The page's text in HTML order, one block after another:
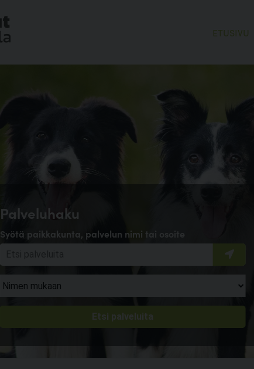
ETUSIVU
Palveluhaku
Syötä paikkakunta, palvelun nimi tai osoite